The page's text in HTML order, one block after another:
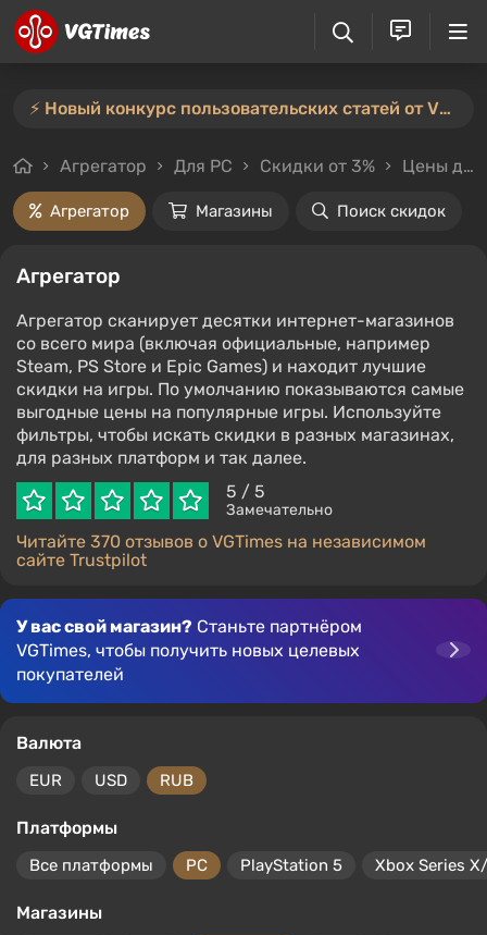
⚡️ Новый конкурс пользовательских статей от VGTimes — участвуйте тут ⚡️
Агрегатор Для PC Скидки от 3% Цены до 1000₽
Агрегатор Магазины Поиск скидок
Агрегатор
Агрегатор сканирует десятки интернет-магазинов
со всего мира (включая официальные, например
Steam, PS Store и Epic Games) и находит лучшие
скидки на игры. По умолчанию показываются самые
выгодные цены на популярные игры. Используйте
фильтры, чтобы искать скидки в разных магазинах,
для разных платформ и так далее.
5 / 5
Замечательно
Читайте 370 отзывов о VGTimes на независимом
сайте Trustpilot
У вас свой магазин? Станьте партнёром
VGTimes, чтобы получить новых целевых
покупателей
Валюта
EUR USD RUB
Платформы
Все платформы PC PlayStation 5 Xbox Series
Магазины